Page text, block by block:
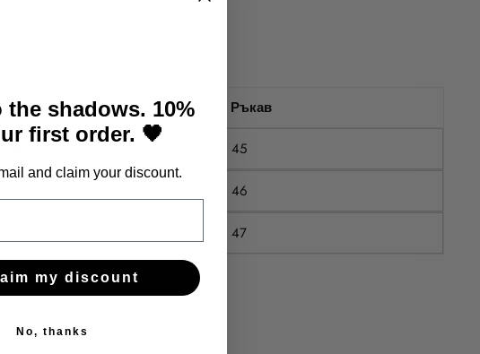
Талия Ръкав
45
46
47
the shadows. 10%
first order. 🖤
and claim your discount.
my discount
No, thanks